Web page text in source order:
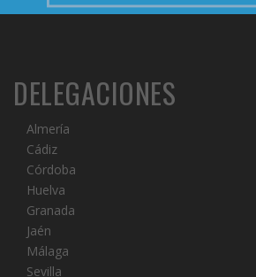
DELEGACIONES
Almería
Cádiz
Córdoba
Huelva
Granada
Jaén
Málaga
Sevilla